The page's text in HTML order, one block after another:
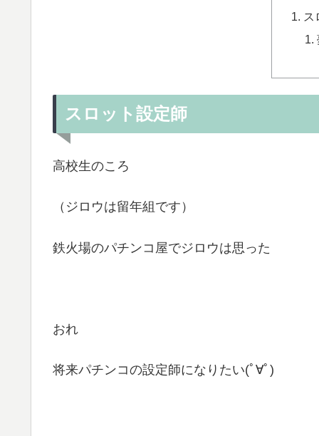
ス
スロット設定師
高校生のころ
（ジロウは留年組です）
鉄火場のパチンコ屋でジロウは思った
おれ
将来パチンコの設定師になりたい(ﾟ∀ﾟ)